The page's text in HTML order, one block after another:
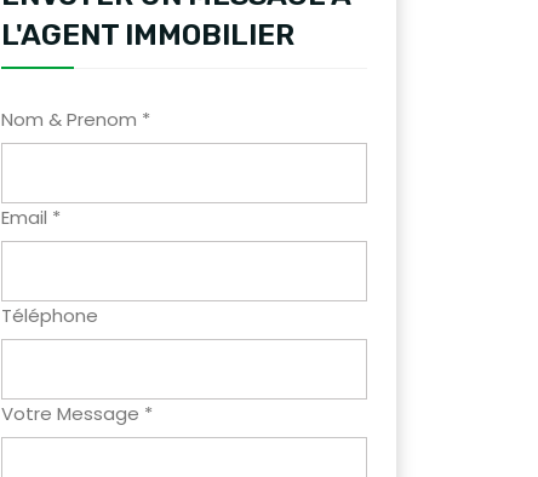
L'AGENT IMMOBILIER
Nom & Prenom *
Email *
Téléphone
Votre Message *